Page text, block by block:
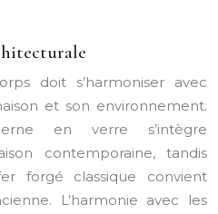
doit s’harmoniser avec
et son environnement.
en verre s’intègre
contemporaine, tandis
forgé classique convient
L’harmonie avec les